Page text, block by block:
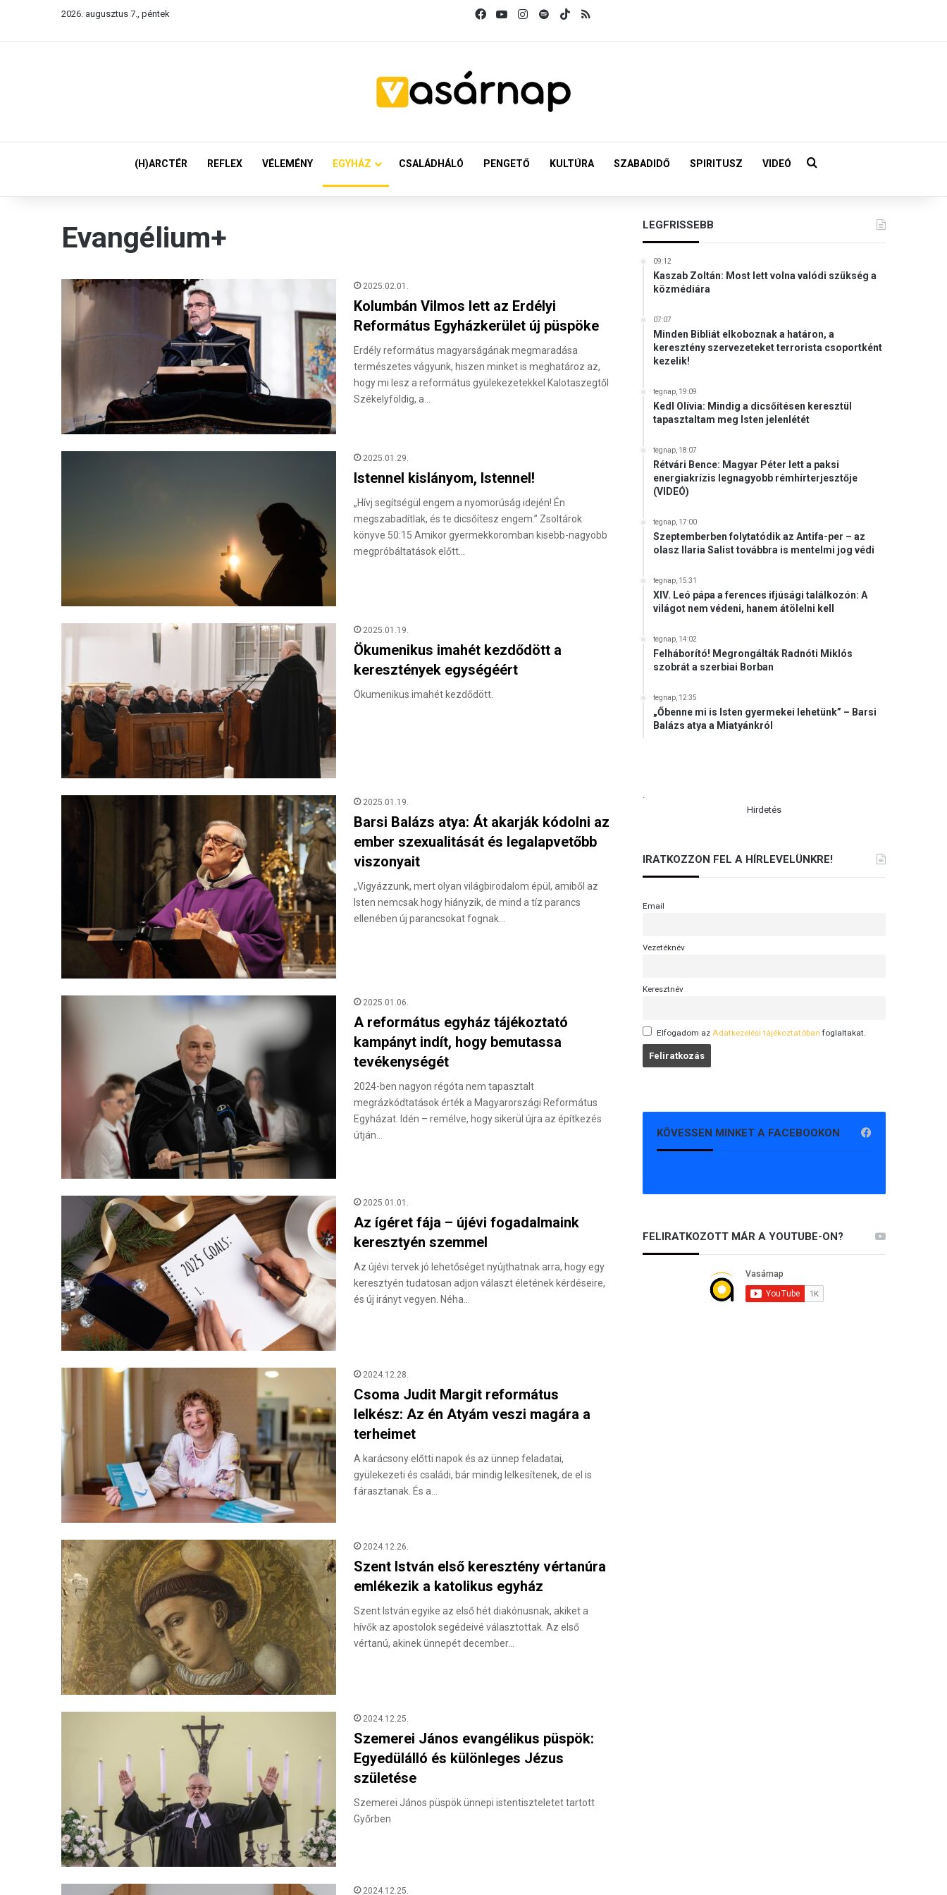
2026. augusztus 7., péntek FacebookYouTubeInstagram
SpotifyTikTok
(H)ARCTÉR REFLEX VÉLEMÉNY EGYHÁZ CSALÁDHÁLÓ PENGETŐ KULTÚRA SZABADIDŐ SPIRITUSZ VIDEÓ Keresés:
Evangélium+
2025.02.01.
Kolumbán Vilmos lett az Erdélyi
Református Egyházkerület új püspöke
Erdély református magyarságának megmaradása
természetes vágyunk, hiszen minket is meghatároz az,
hogy mi lesz a református gyülekezetekkel Kalotaszegtől
Székelyföldig, a…
2025.01.29.
Istennel kislányom, Istennel!
„Hívj segítségül engem a nyomorúság idején! Én
megszabadítlak, és te dicsőítesz engem.” Zsoltárok
könyve 50:15 Amikor gyermekkoromban kisebb-nagyobb
megpróbáltatások előtt…
2025.01.19.
Ökumenikus imahét kezdődött a
keresztények egységéért
Ökumenikus imahét kezdődött.
2025.01.19.
Barsi Balázs atya: Át akarják kódolni az
ember szexualitását és legalapvetőbb
viszonyait
„Vigyázzunk, mert olyan világbirodalom épül, amiből az
Isten nemcsak hogy hiányzik, de mind a tíz parancs
ellenében új parancsokat fognak…
2025.01.06.
A református egyház tájékoztató
kampányt indít, hogy bemutassa
tevékenységét
2024-ben nagyon régóta nem tapasztalt
megrázkódtatások érték a Magyarországi Református
Egyházat. Idén – remélve, hogy sikerül újra az építkezés
útján…
2025.01.01.
Az ígéret fája – újévi fogadalmaink
keresztyén szemmel
Az újévi tervek jó lehetőséget nyújthatnak arra, hogy egy
keresztyén tudatosan adjon választ életének kérdéseire,
és új irányt vegyen. Néha…
2024.12.28.
Csoma Judit Margit református
lelkész: Az én Atyám veszi magára a
terheimet
A karácsony előtti napok és az ünnep feladatai,
gyülekezeti és családi, bár mindig lelkesítenek, de el is
fárasztanak. És a…
2024.12.26.
Szent István első keresztény vértanúra
emlékezik a katolikus egyház
Szent István egyike az első hét diakónusnak, akiket a
hívők az apostolok segédeivé választottak. Az első
vértanú, akinek ünnepét december…
2024.12.25.
Szemerei János evangélikus püspök:
Egyedülálló és különleges Jézus
születése
Szemerei János püspök ünnepi istentiszteletet tartott
Győrben
2024.12.25.
LEGFRISSEBB
09:12
Kaszab Zoltán: Most lett volna valódi szükség a
közmédiára
07:07
Minden Bibliát elkoboznak a határon, a
keresztény szervezeteket terrorista csoportként
kezelik!
tegnap, 19:09
Kedl Olívia: Mindig a dicsőítésen keresztül
tapasztaltam meg Isten jelenlétét
tegnap, 18:07
Rétvári Bence: Magyar Péter lett a paksi
energiakrízis legnagyobb rémhírterjesztője
(VIDEÓ)
tegnap, 17:00
Szeptemberben folytatódik az Antifa-per – az
olasz Ilaria Salist továbbra is mentelmi jog védi
tegnap, 15:31
XIV. Leó pápa a ferences ifjúsági találkozón: A
világot nem védeni, hanem átölelni kell
tegnap, 14:02
Felháborító! Megrongálták Radnóti Miklós
szobrát a szerbiai Borban
tegnap, 12:35
„Őbenne mi is Isten gyermekei lehetünk” – Barsi
Balázs atya a Miatyánkról
.
Hirdetés
IRATKOZZON FEL A HÍRLEVELÜNKRE!
Email
Vezetéknév
Keresztnév
Elfogadom az Adatkezelési tájékoztatóban foglaltakat.
KÖVESSEN MINKET A FACEBOOKON
FELIRATKOZOTT MÁR A YOUTUBE-ON?